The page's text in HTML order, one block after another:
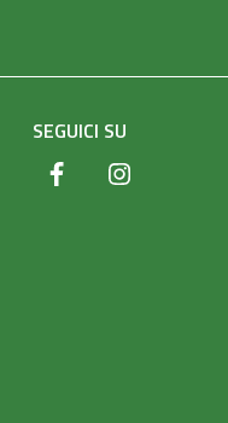
SEGUICI SU
Facebook